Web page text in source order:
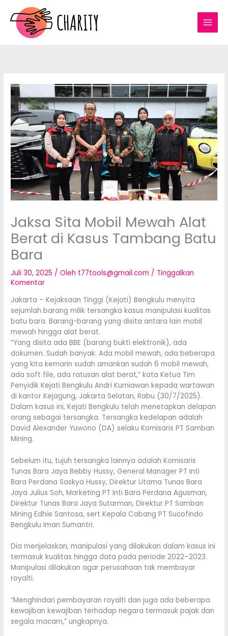
konten
Jaksa Sita Mobil Mewah Alat
Berat di Kasus Tambang Batu
Bara
Juli 30, 2025 / Oleh t77tools@gmail.com / Tinggalkan
Komentar
Jakarta – Kejaksaan Tinggi (Kejati) Bengkulu menyita
sejumlah barang milik tersangka kasus manipulasi kualitas
batu bara. Barang-barang yang disita antara lain mobil
mewah hingga alat berat.
“Yang disita ada BBE (barang bukti elektronik), ada
dokumen. Sudah banyak. Ada mobil mewah, ada beberapa
yang kita kemarin sudah amankan sudah 6 mobil mewah,
ada soft file, ada ratusan alat berat,” kata Ketua Tim
Penyidik Kejati Bengkulu Andri Kurniawan kepada wartawan
di kantor Kejagung, Jakarta Selatan, Rabu (30/7/2025).
Dalam kasus ini, Kejati Bengkulu telah menetapkan delapan
orang sebagai tersangka. Tersangka kedelapan adalah
David Alexander Yuwono (DA) selaku Komisaris PT Samban
Mining.
Sebelum itu, tujuh tersangka lainnya adalah Komisaris
Tunas Bara Jaya Bebby Hussy, General Manager PT Inti
Bara Perdana Saskya Hussy, Direktur Utama Tunas Bara
Jaya Julius Soh, Marketing PT Inti Bara Perdana Agusman,
Direktur Tunas Bara Jaya Sutarman, Direktur PT Samban
Mining Edhie Santosa, sert Kepala Cabang PT Sucofindo
Bengkulu Iman Sumantri.
Dia menjelaskan, manipulasi yang dilakukan dalam kasus ini
termasuk kualitas hingga data pada periode 2022–2023.
Manipulasi dilakukan agar perusahaan tak membayar
royalti.
“Menghindari pembayaran royalti dan juga ada beberapa
kewajiban kewajiban terhadap negara termasuk pajak dan
segala macam,” ungkapnya.